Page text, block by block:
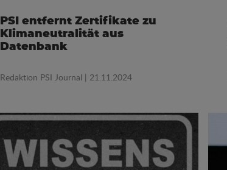
PSI entfernt Zertifikate zu
Klimaneutralität aus
Datenbank
Redaktion PSI Journal | 21.11.2024